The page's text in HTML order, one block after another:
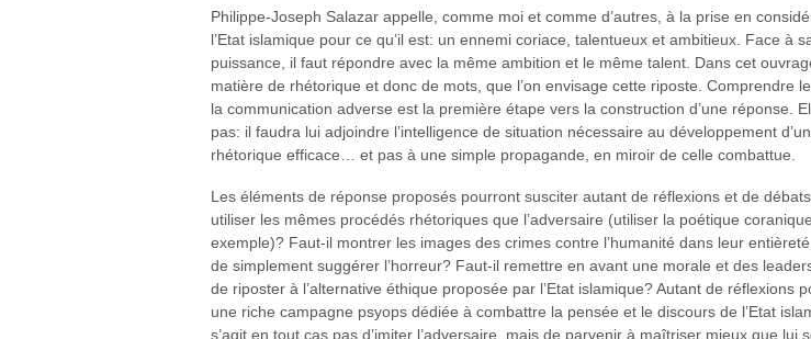
Philippe-Joseph Salazar appelle, comme moi et comme d’autres, à la prise en
l’Etat islamique pour ce qu’il est: un ennemi coriace, talentueux et ambitieux. Face à
puissance, il faut répondre avec la même ambition et le même talent. Dans cet
matière de rhétorique et donc de mots, que l’on envisage cette riposte. Comprendre
la communication adverse est la première étape vers la construction d’une réponse.
pas: il faudra lui adjoindre l’intelligence de situation nécessaire au développement
rhétorique efficace… et pas à une simple propagande, en miroir de celle combattue.
Les éléments de réponse proposés pourront susciter autant de réflexions et de
utiliser les mêmes procédés rhétoriques que l’adversaire (utiliser la poétique
exemple)? Faut-il montrer les images des crimes contre l’humanité dans leur
de simplement suggérer l’horreur? Faut-il remettre en avant une morale et des
de riposter à l’alternative éthique proposée par l’Etat islamique? Autant de réflexions
une riche campagne psyops dédiée à combattre la pensée et le discours de l’Etat
s’agit en tout cas pas d’imiter l’adversaire, mais de parvenir à maîtriser mieux que lui